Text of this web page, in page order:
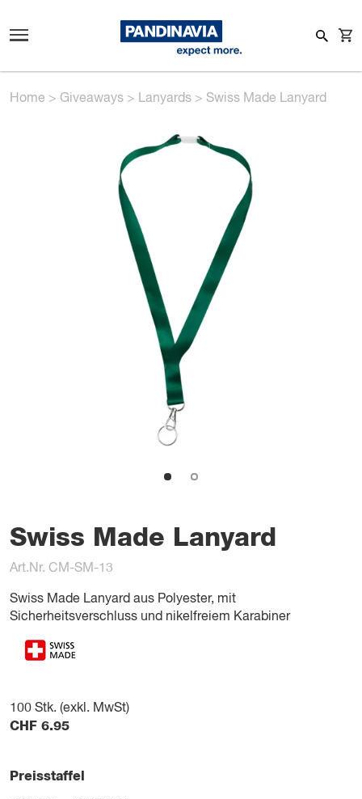
Home > Giveaways > Lanyards > Swiss Made Lanyard
Swiss Made Lanyard
Art.Nr. CM-SM-13
Swiss Made Lanyard aus Polyester, mit
Sicherheitsverschluss und nikelfreiem Karabiner
100 Stk. (exkl. MwSt)
CHF 6.95
Preisstaffel